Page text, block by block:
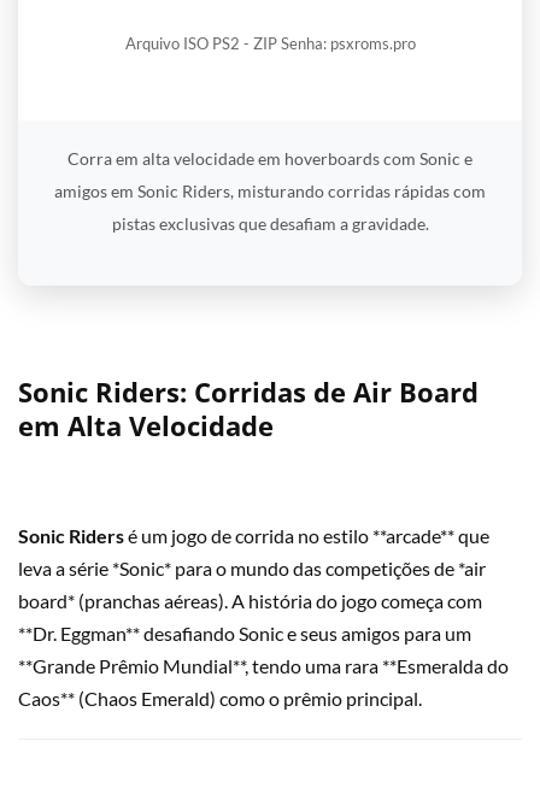
Arquivo ISO PS2 - ZIP Senha: psxroms.pro
Corra em alta velocidade em hoverboards com Sonic e
amigos em Sonic Riders, misturando corridas rápidas com
pistas exclusivas que desafiam a gravidade.
Sonic Riders: Corridas de Air Board
em Alta Velocidade
Sonic Ridersé um jogo de corrida no estilo **arcade** que
leva a série *Sonic* para o mundo das competições de *air
board* (pranchas aéreas). A história do jogo começa com
**Dr. Eggman** desafiando Sonic e seus amigos para um
**Grande Prêmio Mundial**, tendo uma rara **Esmeralda do
Caos** (Chaos Emerald) como o prêmio principal.